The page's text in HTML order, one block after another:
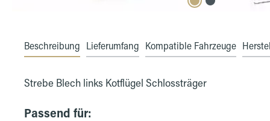
Beschreibung Lieferumfang Kompatible Fahrzeuge
Strebe Blech links Kotflügel Schlossträger
Passend für: